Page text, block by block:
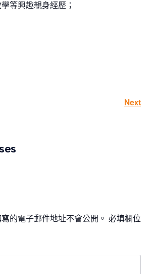
等興趣親身經歷；
Next
的電子郵件地址不會公開。 必填欄位